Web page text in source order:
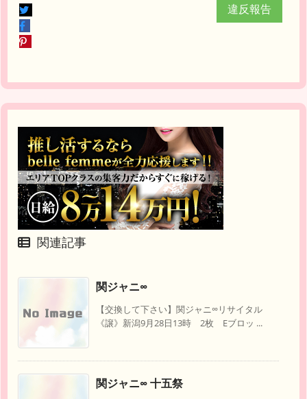
違反報告
関連記事
関ジャニ∞
【交換して下さい】関ジャニ∞リサイタル
《譲》新潟9月28日13時 2枚 Eブロッ ...
関ジャニ∞ 十五祭